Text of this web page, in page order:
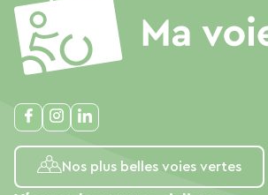
Nos plus belles voies vertes